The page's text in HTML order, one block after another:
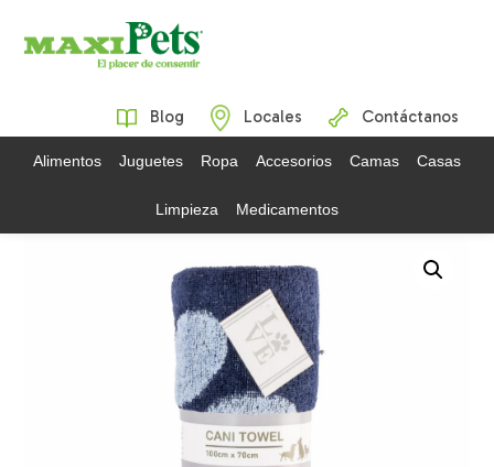
Blog Locales Contáctanos
Alimentos Juguetes Ropa Accesorios Camas Casas
Limpieza Medicamentos